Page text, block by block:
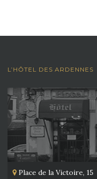
L’HÔTEL DES ARDENNES
Place de la Victoire, 15